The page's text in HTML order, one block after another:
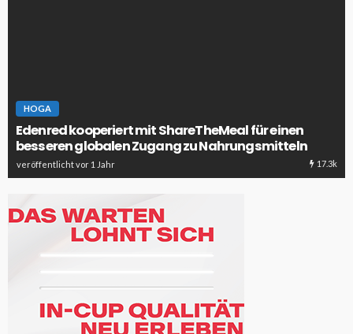
HOGA
Edenred kooperiert mit ShareTheMeal für einen
besseren globalen Zugang zu Nahrungsmitteln
veröffentlicht vor 1 Jahr 17.3k